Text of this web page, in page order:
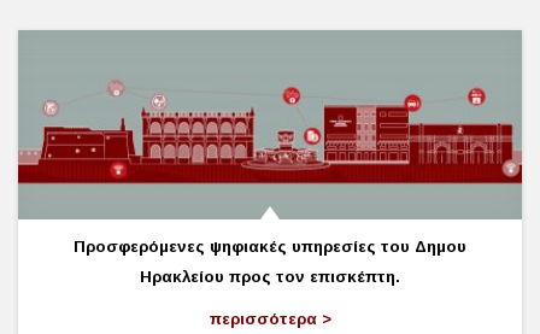
Προσφερόμενες ψηφιακές υπηρεσίες του Δημου
Ηρακλείου προς τον επισκέπτη.
περισσότερα